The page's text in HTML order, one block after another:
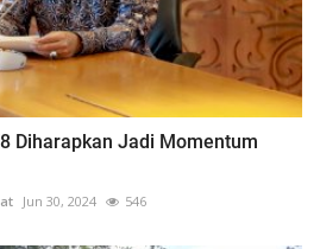
Diharapkan Jadi Momentum
Jun 30, 2024 546